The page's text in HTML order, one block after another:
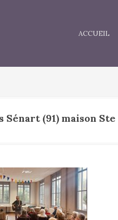
ACCUEIL
(91) maison